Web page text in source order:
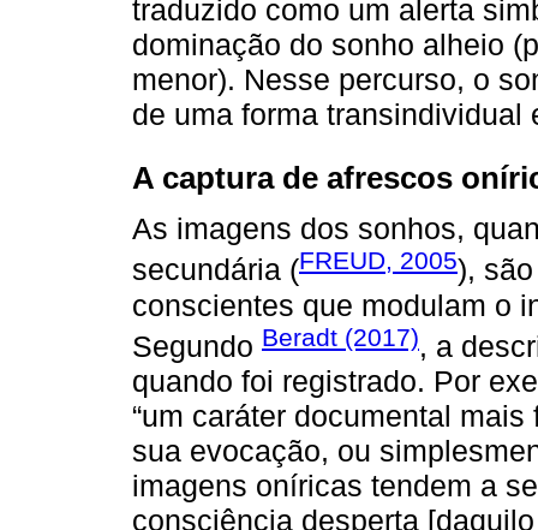
traduzido como um alerta
dominação do sonho alheio
menor). Nesse percurso, o
de uma forma
A captura de afrescos
As imagens dos sonhos,
secundária (FREUD, 2005),
conscientes que modulam o
Segundo Beradt (2017), a
quando foi registrado. Por
“um caráter documental
sua evocação, ou
imagens oníricas tendem a
consciência desperta